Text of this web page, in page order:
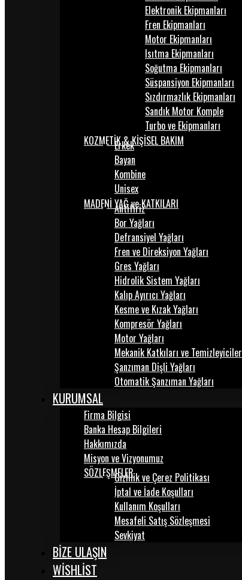
Elektronik Ekipmanları
Fren Ekipmanları
Motor Ekipmanları
Isıtma Ekipmanları
Soğutma Ekipmanları
Süspansiyon Ekipmanları
Sızdırmazlık Ekipmanları
Sandık Motor Komple
Turbo ve Ekipmanları
KOZMETİK & KİŞİSEL BAKIM
Erkek
Bayan
Kombine
Unisex
MADENİ YAĞ ve KATKILARI
Antifiriz
Bor Yağları
Defransiyel Yağları
Fren ve Direksiyon Yağları
Gres Yağları
Hidrolik Sistem Yağları
Kalıp Ayırıcı Yağları
Kesme ve Kızak Yağları
Kompresör Yağları
Motor Yağları
Mekanik Katkıları ve Temizleyiciler
Şanzıman Dişli Yağları
Otomatik Şanzıman Yağları
KURUMSAL
Firma Bilgisi
Banka Hesap Bilgileri
Hakkımızda
Misyon ve Vizyonumuz
SÖZLEŞMELERGizlilik ve Çerez Politikası
İptal ve İade Koşulları
Kullanım Koşulları
Mesafeli Satış Sözleşmesi
Sevkiyat
BİZE ULAŞIN
WISHLIST